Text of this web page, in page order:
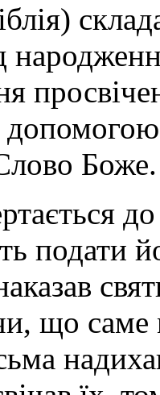
Боже.
подати
що саме